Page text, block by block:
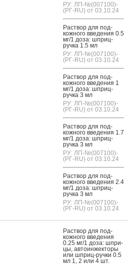
РУ: ЛП-№(007100)-
(РГ-RU) от 03.10.24
Рас­твор для под­
кожно­го вве­дения 0.5
мг/1 до­за: шприц-
руч­ка 1.5 мл
РУ: ЛП-№(007100)-
(РГ-RU) от 03.10.24
Рас­твор для под­
кожно­го вве­дения 1
мг/1 до­за: шприц-
руч­ка 3 мл
РУ: ЛП-№(007100)-
(РГ-RU) от 03.10.24
Рас­твор для под­
кожно­го вве­дения 1.7
мг/1 до­за: шприц-
руч­ка 3 мл
РУ: ЛП-№(007100)-
(РГ-RU) от 03.10.24
Рас­твор для под­
кожно­го вве­дения 2.4
мг/1 до­за: шприц-
руч­ка 3 мл
РУ: ЛП-№(007100)-
(РГ-RU) от 03.10.24
Рас­твор для под­
кожно­го вве­дения
0.25 мг/1 до­за: шпри­
цы, ав­то­ин­жекто­ры
или шприц-руч­ки 0.5
мл 1, 2 или 4 шт.